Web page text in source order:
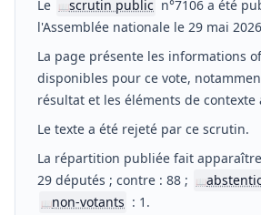
Le 📖scrutin public n°7106 a été
l'Assemblée nationale le 29 mai
La page présente les informations
disponibles pour ce vote,
résultat et les éléments de contexte
Le texte a été rejeté par ce scrutin.
La répartition publiée fait
29 députés ; contre : 88 ;
📖
📖non-votants : 1.